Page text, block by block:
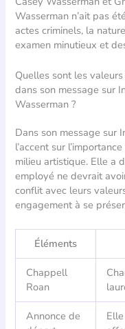
Wasserman n’ait pas
actes criminels, la
examen minutieux et
Quelles sont les
dans son message sur
Wasserman ?
Dans son message sur
l’accent sur
milieu artistique. Elle a
employé ne devrait
conflit avec leurs
engagement à se
Éléments
Chappell
Roan
Annonce de